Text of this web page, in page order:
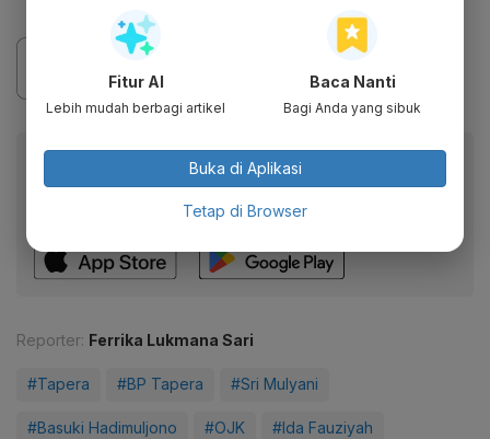
Baca artikel ini lewat aplikasi mobile.
Dapatkan pengalaman membaca lebih nyaman dan nikmati
fitur menarik lainnya lewat aplikasi mobile Katadata.
Reporter: Ferrika Lukmana Sari
#Tapera #BP Tapera #Sri Mulyani
#Basuki Hadimuljono #OJK #Ida Fauziyah
Fitur AI
Lebih mudah berbagi artikel
Baca Nanti
Bagi Anda yang sibuk
Buka di Aplikasi
Tetap di Browser